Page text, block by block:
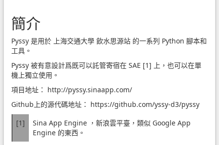
簡介
Pyssy 是用於 上海交通大學 飲水思源站 的一系列 Python 腳本和
工具。
Pyssy 被有意設計爲既可以託管寄宿在 SAE [1] 上，也可以在單
機上獨立使用。
項目地址： http://pyssy.sinaapp.com/
Github上的源代碼地址： https://github.com/yssy-d3/pyssy
[1]
Sina App Engine ，新浪雲平臺，類似 Google App
Engine 的東西。